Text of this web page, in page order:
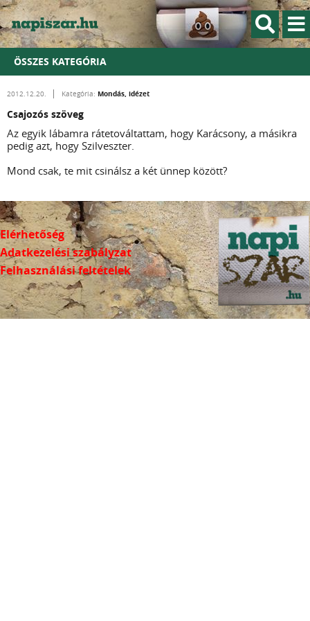
ÖSSZES KATEGÓRIA
2012.12.20. Kategória: Mondás, idézet
Csajozós szöveg
Az egyik lábamra rátetováltattam, hogy Karácsony, a másikra
pedig azt, hogy Szilveszter.
Mond csak, te mit csinálsz a két ünnep között?
Elérhetőség
Adatkezelési szabályzat
Felhasználási feltételek